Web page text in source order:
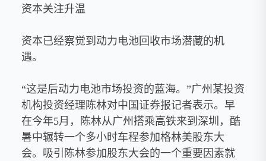
资本关注升温
资本已经察觉到动力电池回收市场潜藏的机
遇。
“这是后动力电池市场投资的蓝海。”广州某投资
机构投资经理陈林对中国证券报记者表示。早
在今年5月，陈林从广州搭乘高铁来到深圳，酷
暑中辗转一个多小时车程参加格林美股东大
会。吸引陈林参加股东大会的一个重要因素就